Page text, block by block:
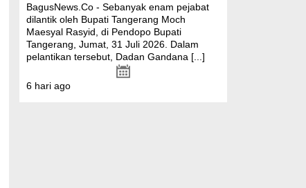
BagusNews.Co - Sebanyak enam pejabat
dilantik oleh Bupati Tangerang Moch
Maesyal Rasyid, di Pendopo Bupati
Tangerang, Jumat, 31 Juli 2026. Dalam
pelantikan tersebut, Dadan Gandana [...]
6 hari ago